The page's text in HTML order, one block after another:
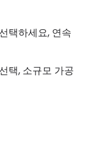
택하세요, 연속
택, 소규모 가공